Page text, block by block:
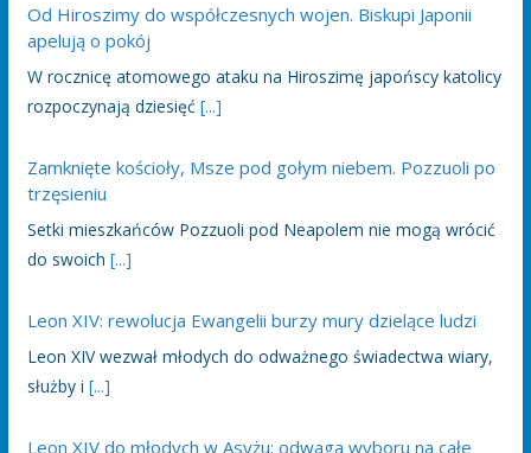
Od Hiroszimy do współczesnych wojen. Biskupi Japonii
apelują o pokój
W rocznicę atomowego ataku na Hiroszimę japońscy katolicy
rozpoczynają dziesięć [...]
Zamknięte kościoły, Msze pod gołym niebem. Pozzuoli po
trzęsieniu
Setki mieszkańców Pozzuoli pod Neapolem nie mogą wrócić
do swoich [...]
Leon XIV: rewolucja Ewangelii burzy mury dzielące ludzi
Leon XIV wezwał młodych do odważnego świadectwa wiary,
służby i [...]
Leon XIV do młodych w Asyżu: odwaga wyboru na całe